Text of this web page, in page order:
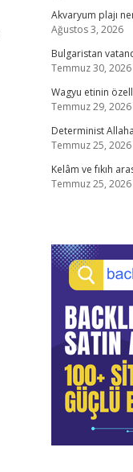
Akvaryum plajı
Ağustos 3, 2026
Bulgaristan
Temmuz 30, 2026
Wagyu etinin
Temmuz 29, 2026
Determinist Allaha
Temmuz 25, 2026
Kelâm ve fıkıh
Temmuz 25, 2026